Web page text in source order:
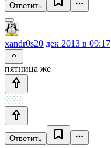
Ответить
xandr0s20 дек 2013 в 09:17
пятница же
Ответить